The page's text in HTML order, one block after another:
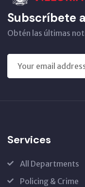
Subscríbete
Obtén las últimas
Services
All Departments
Policing & Crime